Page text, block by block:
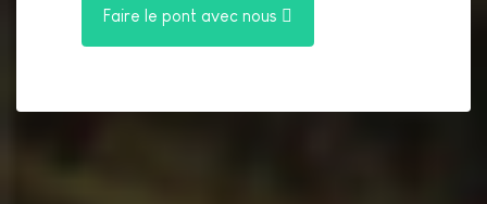
Faire le pont avec nous